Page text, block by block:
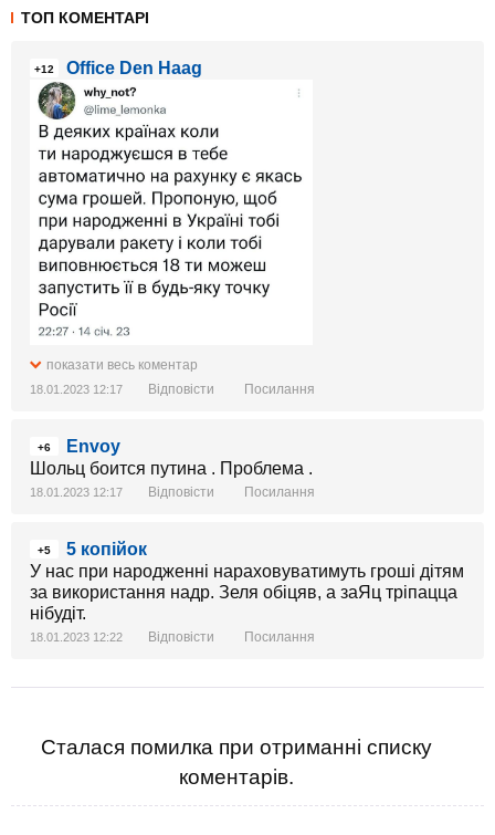
ТОП КОМЕНТАРІ
+12 Office Den Haag
показати весь коментар
18.01.2023 12:17 Відповісти Посилання
+6
Envoy
Шольц боится путина . Проблема .
18.01.2023 12:17 Відповісти Посилання
+5
5 копійок
У нас при народженні нараховуватимуть гроші дітям
за використання надр. Зеля обіцяв, а заЯц тріпацца
нібудіт.
18.01.2023 12:22 Відповісти Посилання
Сталася помилка при отриманні списку
коментарів.